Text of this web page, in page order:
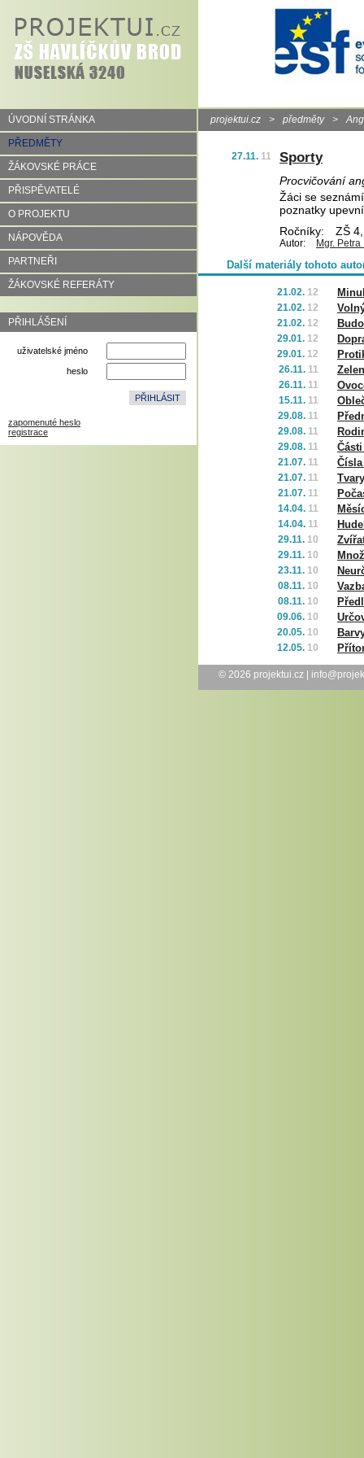
ÚVODNÍ STRÁNKA
PŘEDMĚTY
ŽÁKOVSKÉ PRÁCE
PŘISPĚVATELÉ
O PROJEKTU
NÁPOVĚDA
PARTNEŘI
ŽÁKOVSKÉ REFERÁTY
PŘIHLÁŠENÍ
uživatelské jméno
heslo
zapomenuté heslo
registrace
projektui.cz > předměty >
27.11. 11 Sporty
Procvičování
Žáci se
poznatky
Ročníky:
ZŠ 4,
Autor: Mgr.
Další materiály tohoto
21.02. 12
21.02. 12
21.02. 12
29.01. 12
29.01. 12
26.11. 11
26.11. 11
15.11. 11
29.08. 11
29.08. 11
29.08. 11
21.07. 11 Čísla
21.07. 11 Tvary
21.07. 11
14.04. 11
14.04. 11
29.11. 10
29.11. 10
23.11. 10
08.11. 10
08.11. 10
09.06. 10
20.05. 10
12.05. 10
© 2026 projektui.cz